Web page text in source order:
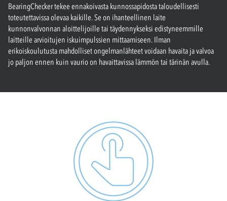
BearingChecker tekee ennakoivasta kunnossapidosta taloudellisesti
toteutettavissa olevaa kaikille. Se on ihanteellinen laite
kunnonvalvonnan aloittelijoille tai täydennykseksi edistyneemmille
laitteille arvioitujen iskuimpulssien mittaamiseen. Ilman
erikoiskoulutusta mahdolliset ongelmanlähteet voidaan havaita ja valvoa
jo paljon ennen kuin vaurio on havaittavissa lämmön tai tärinän avulla.